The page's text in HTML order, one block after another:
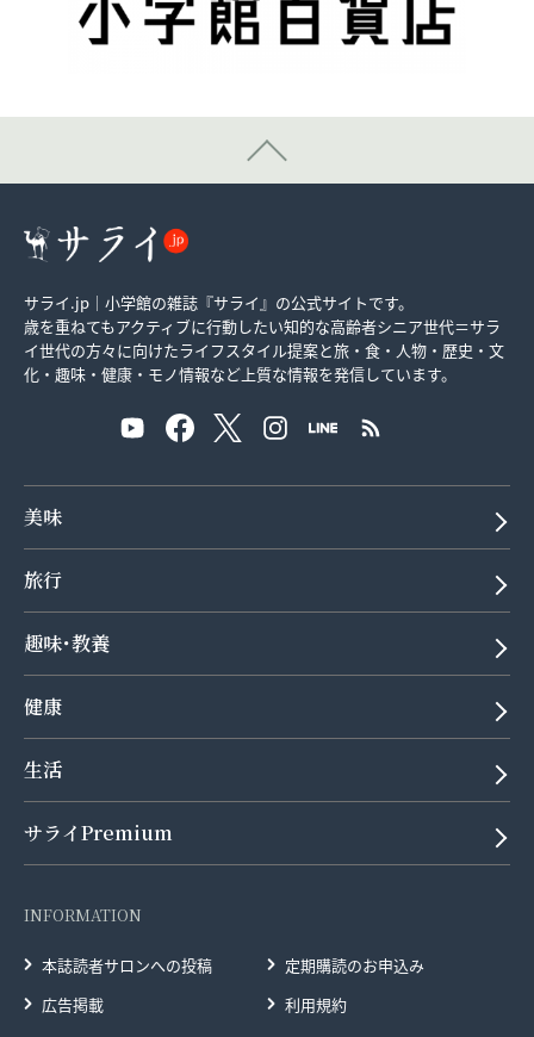
サライ.jp｜小学館の雑誌『サライ』の公式サイトです。
歳を重ねてもアクティブに行動したい知的な高齢者シニア世代＝サラ
イ世代の方々に向けたライフスタイル提案と旅・食・人物・歴史・文
化・趣味・健康・モノ情報など上質な情報を発信しています。
美味
旅行
趣味･教養
健康
生活
サライPremium
INFORMATION
本誌読者サロンへの投稿
定期購読のお申込み
広告掲載
利用規約